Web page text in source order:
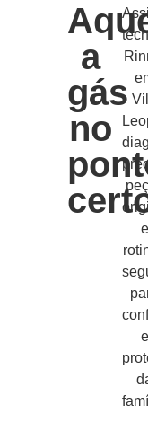
a
gás
no
e
e